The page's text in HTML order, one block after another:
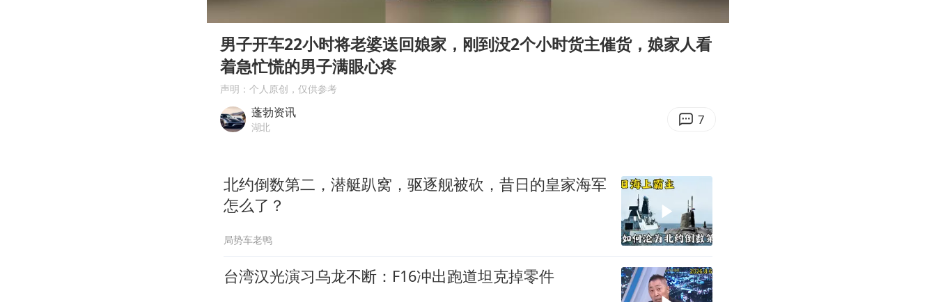
夏日经济乘“热”而上 消费市场向“新”而行
白海豚将正面袭击贯穿浙江
酒店回应车内过夜被收150元
乐享全民健身 共筑健康中国
00:09
男子开车22小时将老婆送回娘家，刚到没2个小时货主催货，娘家人看
着急忙慌的男子满眼心疼
声明：个人原创，仅供参考
蓬勃资讯
湖北 7
北约倒数第二，潜艇趴窝，驱逐舰被砍，昔日的皇家海军
怎么了？
局势车老鸭
台湾汉光演习乌龙不断：F16冲出跑道坦克掉零件